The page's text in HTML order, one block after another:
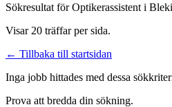
Sökresultat förOptikerassistent i
Visar 20 träffar per sida.
← Tillbaka till startsidan
Inga jobb hittades med dessa
Prova att bredda din sökning.